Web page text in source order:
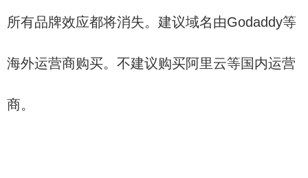
所有品牌效应都将消失。建议域名由Godaddy等
海外运营商购买。不建议购买阿里云等国内运营
商。